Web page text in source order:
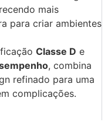
mais
para criar ambientes
Classe D e
, combina
refinado para uma
complicações.